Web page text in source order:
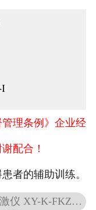
I
理条例》企业经
配合！
者的辅助训练。
上一条：翔宇 生物反馈助力电刺激仪 XY-K-FKZL-Ⅱ